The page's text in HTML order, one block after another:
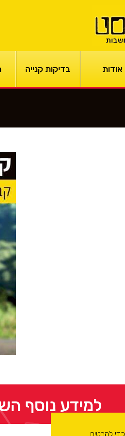
אודות בדיקות קנייה
למידע נוסף
אתר זה משתמש בקובצי Cookie כדי להבטיח